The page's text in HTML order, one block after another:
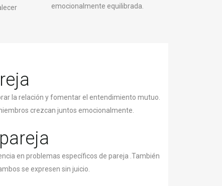
emocionalmente equilibrada.
la relación y fomentar el entendimiento mutuo.
crezcan juntos emocionalmente.
en problemas específicos de pareja .También
se expresen sin juicio.